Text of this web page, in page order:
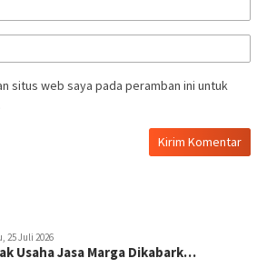
situs web saya pada peramban ini untuk
25 Juli 2026
Usaha Jasa Marga Dikabark…